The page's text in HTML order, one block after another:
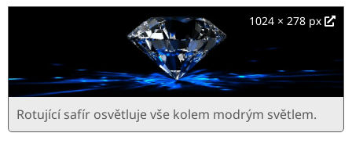
1024 × 278 px
Rotující safír osvětluje vše kolem modrým světlem.